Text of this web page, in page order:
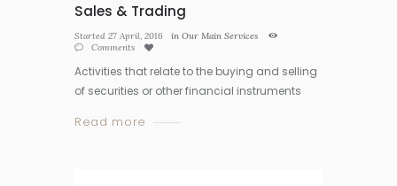
Sales & Trading
Started 27 April, 2016 in Our Main Services
Comments
Activities that relate to the buying and selling
of securities or other financial instruments
Read more